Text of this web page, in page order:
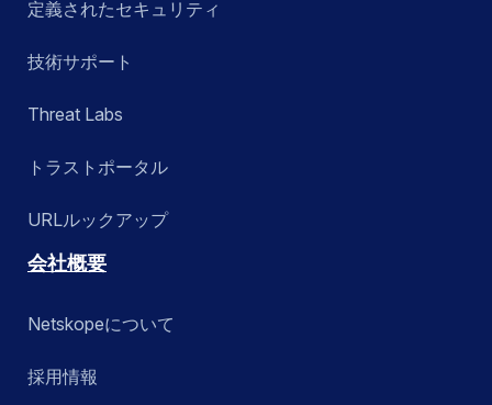
定義されたセキュリティ
技術サポート
Threat Labs
トラストポータル
URLルックアップ
会社概要
Netskopeについて
採用情報